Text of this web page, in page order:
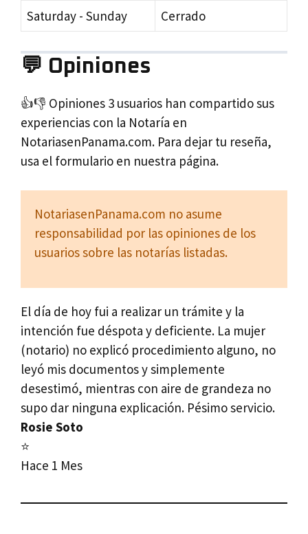
Saturday - Sunday
Cerrado
💬 Opiniones
👍👎 Opiniones 3 usuarios han compartido sus
experiencias con la Notaría en
NotariasenPanama.com. Para dejar tu reseña,
usa el formulario en nuestra página.
NotariasenPanama.com no asume
responsabilidad por las opiniones de los
usuarios sobre las notarías listadas.
El día de hoy fui a realizar un trámite y la
intención fue déspota y deficiente. La mujer
(notario) no explicó procedimiento alguno, no
leyó mis documentos y simplemente
desestimó, mientras con aire de grandeza no
supo dar ninguna explicación. Pésimo servicio.
Rosie Soto
⭐
Hace 1 Mes